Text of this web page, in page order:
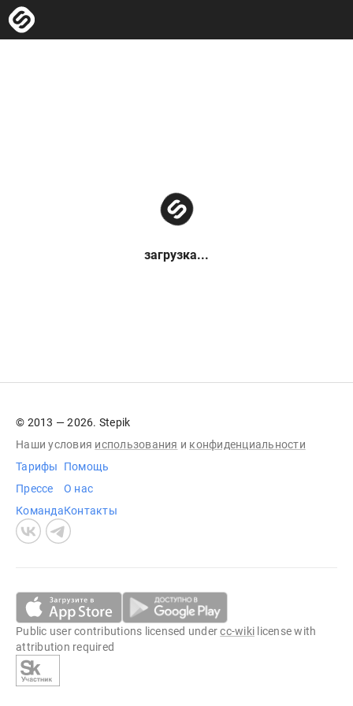
загрузка...
© 2013 — 2026. Stepik
Наши условия использования и конфиденциальности
Тарифы
Прессе
Команда
Помощь
О нас
Контакты
Public user contributions licensed undercc-wiki license with
attribution required